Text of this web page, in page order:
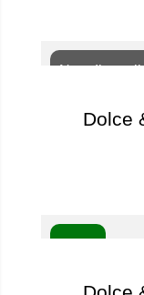
Non
Dolce